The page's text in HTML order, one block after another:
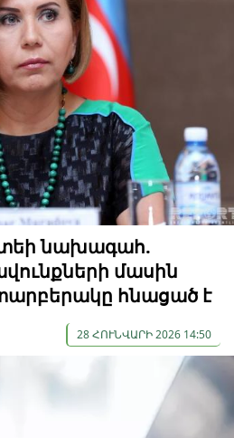
նախագահ.
մասին
հնացած է
28 ՀՈՒՆՎԱՐԻ 2026 14:50